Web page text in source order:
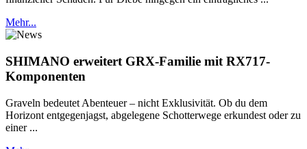
Mehr...
SHIMANO erweitert GRX-Familie mit RX717-
Komponenten
Graveln bedeutet Abenteuer – nicht Exklusivität. Ob du dem
Horizont entgegenjagst, abgelegene Schotterwege erkundest oder zu
einer ...